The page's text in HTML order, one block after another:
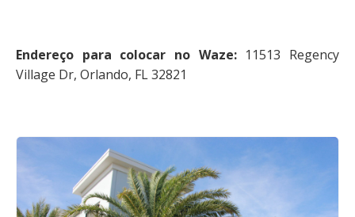
Endereço para colocar no Waze:11513 Regency
Village Dr, Orlando, FL 32821